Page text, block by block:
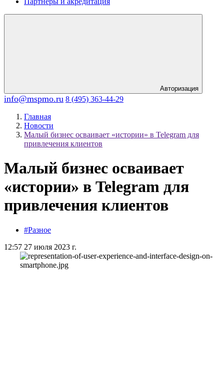
Авторизация
info@mspmo.ru 8 (495) 363-44-29
Главная
Новости
Малый бизнес осваивает «истории» в Telegram для
привлечения клиентов
Малый бизнес осваивает
«истории» в Telegram для
привлечения клиентов
#Разное
12:57 27 июля 2023 г.